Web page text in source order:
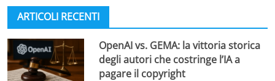
ARTICOLI RECENTI
OpenAI vs. GEMA: la vittoria storica
degli autori che costringe l’IA a
pagare il copyright